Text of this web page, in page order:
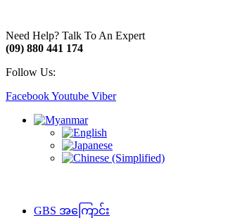
Need Help? Talk To An Expert
(09) 880 441 174
Follow Us:
FacebookYoutube Viber
GBS အကြောင်း